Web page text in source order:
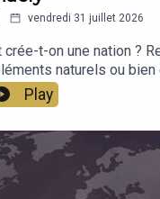
vendredi 31 juillet 2026
crée-t-on une nation ?
naturels ou
d'une invention et
au fil de l'histoire ?
sur les débats
par Jean-
Play